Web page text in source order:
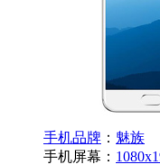
手机品牌 ： 魅族
手机屏幕：